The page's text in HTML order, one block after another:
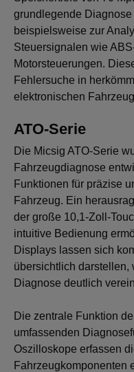
grundlegende
beispielsweise zur
Steuersignalen wie
Motorsteuerungen.
Fehlersuche in
elektronischen
ATO-Serie
Die Micsig ATO-Serie
Fahrzeugdiagnose
Funktionen für präzise
Fahrzeug. Ein
der große 10,1-Zoll-
intuitive Bedienung
Displays lassen sich
übersichtlich darstellen,
Diagnose deutlich
Die zentrale Funktion
umfassenden
Oszilloskope erfassen
Fahrzeugkomponenten